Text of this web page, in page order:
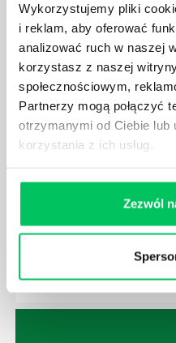
Wykorzystujemy pliki
i reklam, aby oferować
analizować ruch w naszej
korzystasz z naszej
społecznościowym,
Partnerzy mogą połączyć
otrzymanymi od Ciebie lub
korzystania z ich usług.
Zezwól
Menedżer to niezwykle
firmie. Osoba je
za realizację działań
działu.
JAKĄ METODĘ
KAŻDY MENEDŻER?
Istnieje wiele metod
ludzkimi oraz
jest jednak łatwe i warto